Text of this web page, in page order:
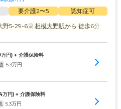
要介護2〜5
認知症可
野5-29-6
相模大野駅から 徒歩6分
万円) + 介護保険料
5.3万円
万円) + 介護保険料
5.3万円